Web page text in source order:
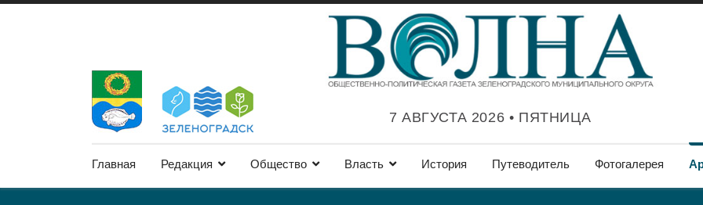
7 АВГУСТА 2026 • ПЯТНИЦА
Главная Редакция Общество Власть История Путеводитель Фотогалерея